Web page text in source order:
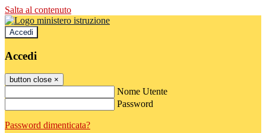
Salta al contenuto
Accedi
Accedi
button close ×
Nome Utente
Password
Password dimenticata?